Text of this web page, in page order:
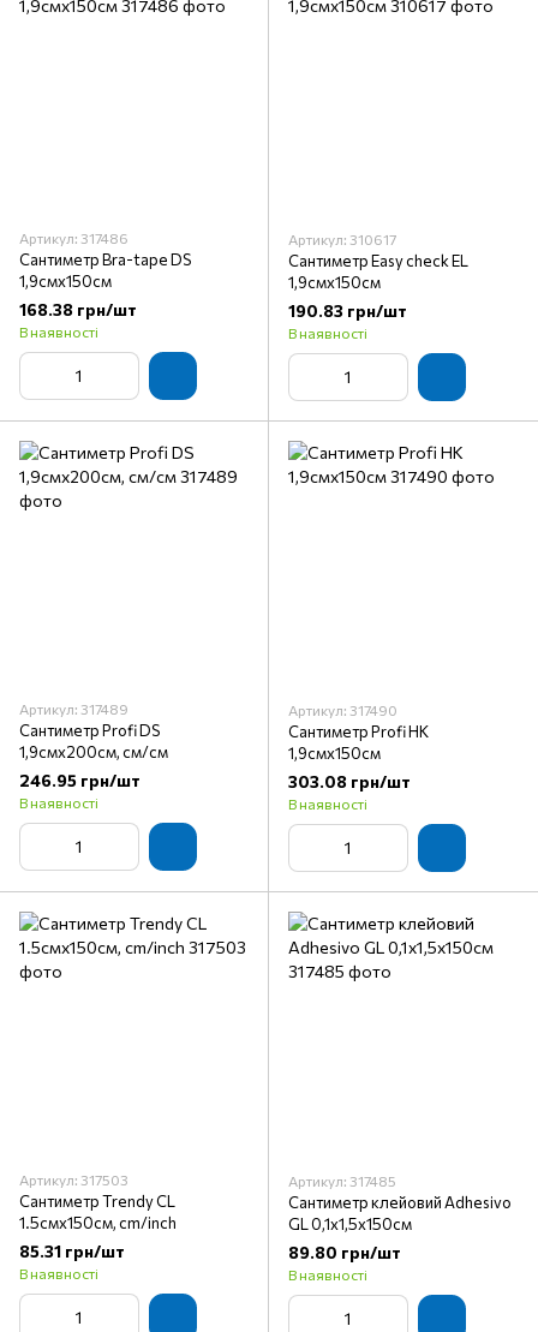
Артикул: 317486
Сантиметр Bra-tape DS
1,9смх150см
168.38 грн/шт
В наявності
Артикул: 310617
Сантиметр Easy check EL
1,9смх150см
190.83 грн/шт
В наявності
Артикул: 317489
Сантиметр Profi DS
1,9смх200см, см/см
246.95 грн/шт
В наявності
Артикул: 317490
Сантиметр Profi HK
1,9смх150см
303.08 грн/шт
В наявності
Артикул: 317503
Сантиметр Trendy CL
1.5смх150см, cm/inch
85.31 грн/шт
В наявності
Артикул: 317485
Сантиметр клейовий Adhesivo
GL 0,1х1,5x150см
89.80 грн/шт
В наявності